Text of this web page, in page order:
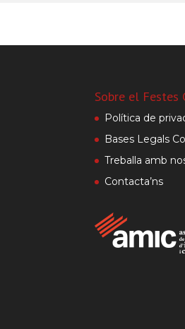
Sobre el Festes
Política de
Bases Legals
Treballa amb
Contacta’ns